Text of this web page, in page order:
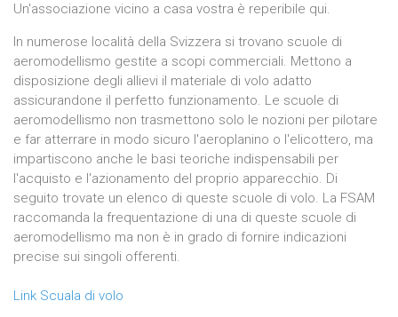
Un'associazione vicino a casa vostra è reperibile qui.
In numerose località della Svizzera si trovano scuole di
aeromodellismo gestite a scopi commerciali. Mettono a
disposizione degli allievi il materiale di volo adatto
assicurandone il perfetto funzionamento. Le scuole di
aeromodellismo non trasmettono solo le nozioni per pilotare
e far atterrare in modo sicuro l'aeroplanino o l'elicottero, ma
impartiscono anche le basi teoriche indispensabili per
l'acquisto e l'azionamento del proprio apparecchio. Di
seguito trovate un elenco di queste scuole di volo. La FSAM
raccomanda la frequentazione di una di queste scuole di
aeromodellismo ma non è in grado di fornire indicazioni
precise sui singoli offerenti.
Link Scuala di volo